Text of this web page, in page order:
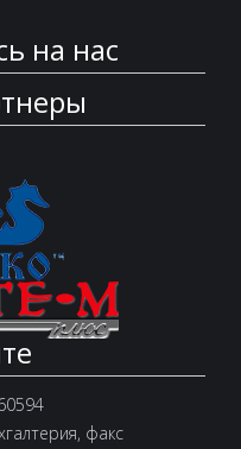
на нас
факс